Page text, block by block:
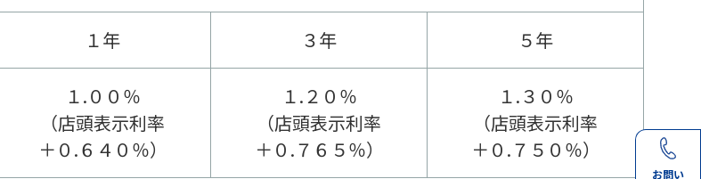
お問い
１年 ３年 ５年
１.００％
（店頭表示利率
＋０.６４０％）
１.２０％
（店頭表示利率
＋０.７６５％）
１.３０％
（店頭表示利率
＋０.７５０％）